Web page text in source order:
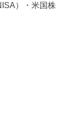
）・米国株